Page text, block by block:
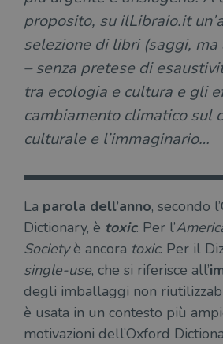
proposito, su ilLibraio.it
selezione di libri (saggi, ma
– senza pretese di
tra ecologia e cultura e gli
cambiamento climatico sul
culturale e l’immaginario…
La parola dell’anno, secondo
Dictionary, è toxic. Per l’
Societyè ancora toxic. Per il
single-use, che si riferisce all’
degli imballaggi non
è usata in un contesto più
motivazioni dell’Oxford